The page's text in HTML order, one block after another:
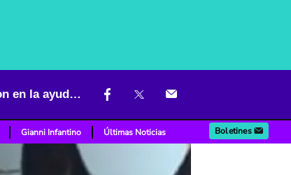
Equipo de Bomberos de Bogotá y el perro rescatista Dastan participaron en la ayuda internacional tras los sismos en Venezuela
Gianni Infantino Últimas Noticias Boletines